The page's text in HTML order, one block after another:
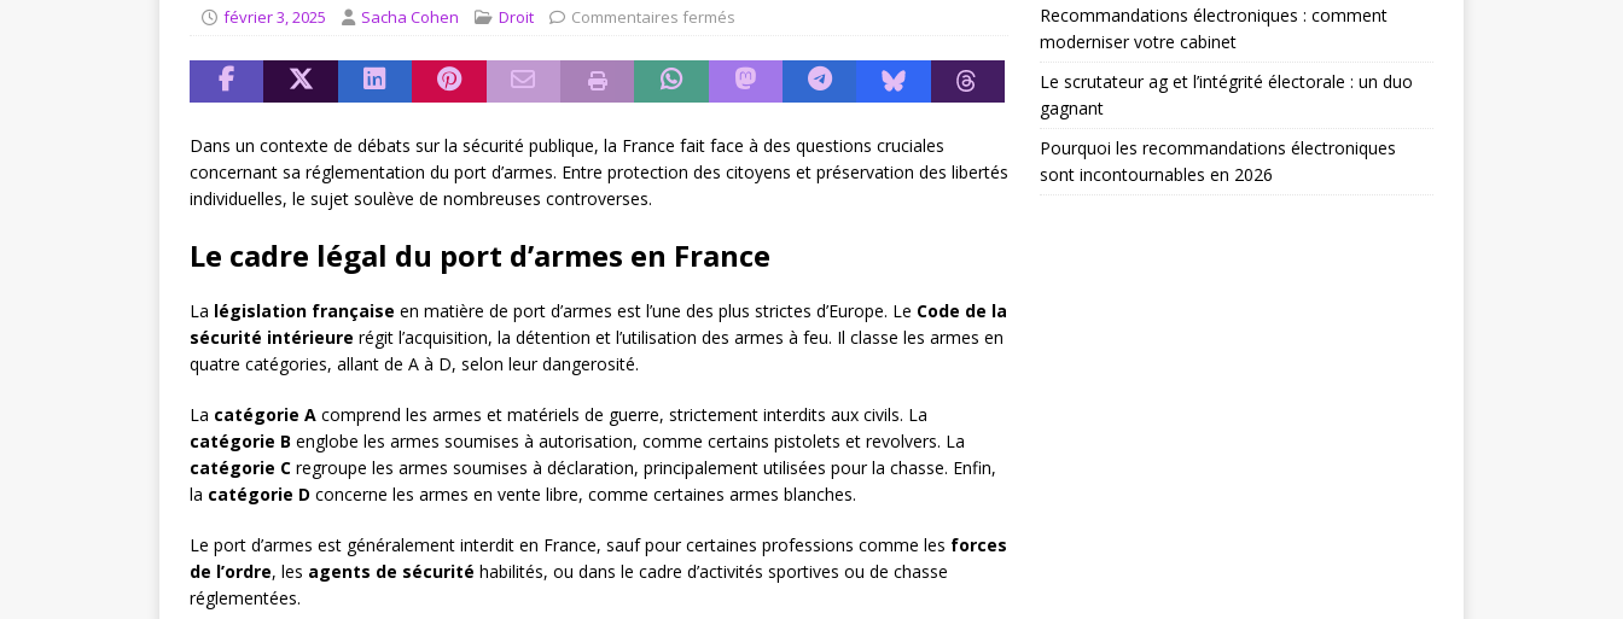
Comment intégrer les recommandations électroniques dans vos dossiers
février 3, 2025 Sacha Cohen Droit Commentaires fermés
Dans un contexte de débats sur la sécurité publique, la France fait face à des questions cruciales
concernant sa réglementation du port d’armes. Entre protection des citoyens et préservation des libertés
individuelles, le sujet soulève de nombreuses controverses.
Le cadre légal du port d’armes en France
La législation française en matière de port d’armes est l’une des plus strictes d’Europe. Le Code de la
sécurité intérieure régit l’acquisition, la détention et l’utilisation des armes à feu. Il classe les armes en
quatre catégories, allant de A à D, selon leur dangerosité.
La catégorie A comprend les armes et matériels de guerre, strictement interdits aux civils. La
catégorie B englobe les armes soumises à autorisation, comme certains pistolets et revolvers. La
catégorie C regroupe les armes soumises à déclaration, principalement utilisées pour la chasse. Enfin,
la catégorie D concerne les armes en vente libre, comme certaines armes blanches.
Le port d’armes est généralement interdit en France, sauf pour certaines professions comme les forces
de l’ordre, les agents de sécurité habilités, ou dans le cadre d’activités sportives ou de chasse
réglementées.
Recommandations électroniques : comment
moderniser votre cabinet
Le scrutateur ag et l’intégrité électorale : un duo
gagnant
Pourquoi les recommandations électroniques
sont incontournables en 2026